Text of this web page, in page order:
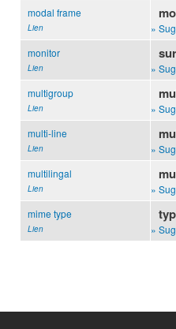
modal frame
Lien
»
monitor
Lien
»
multigroup
Lien
»
multi-line
Lien
»
multilingal
Lien
»
mime type
Lien »